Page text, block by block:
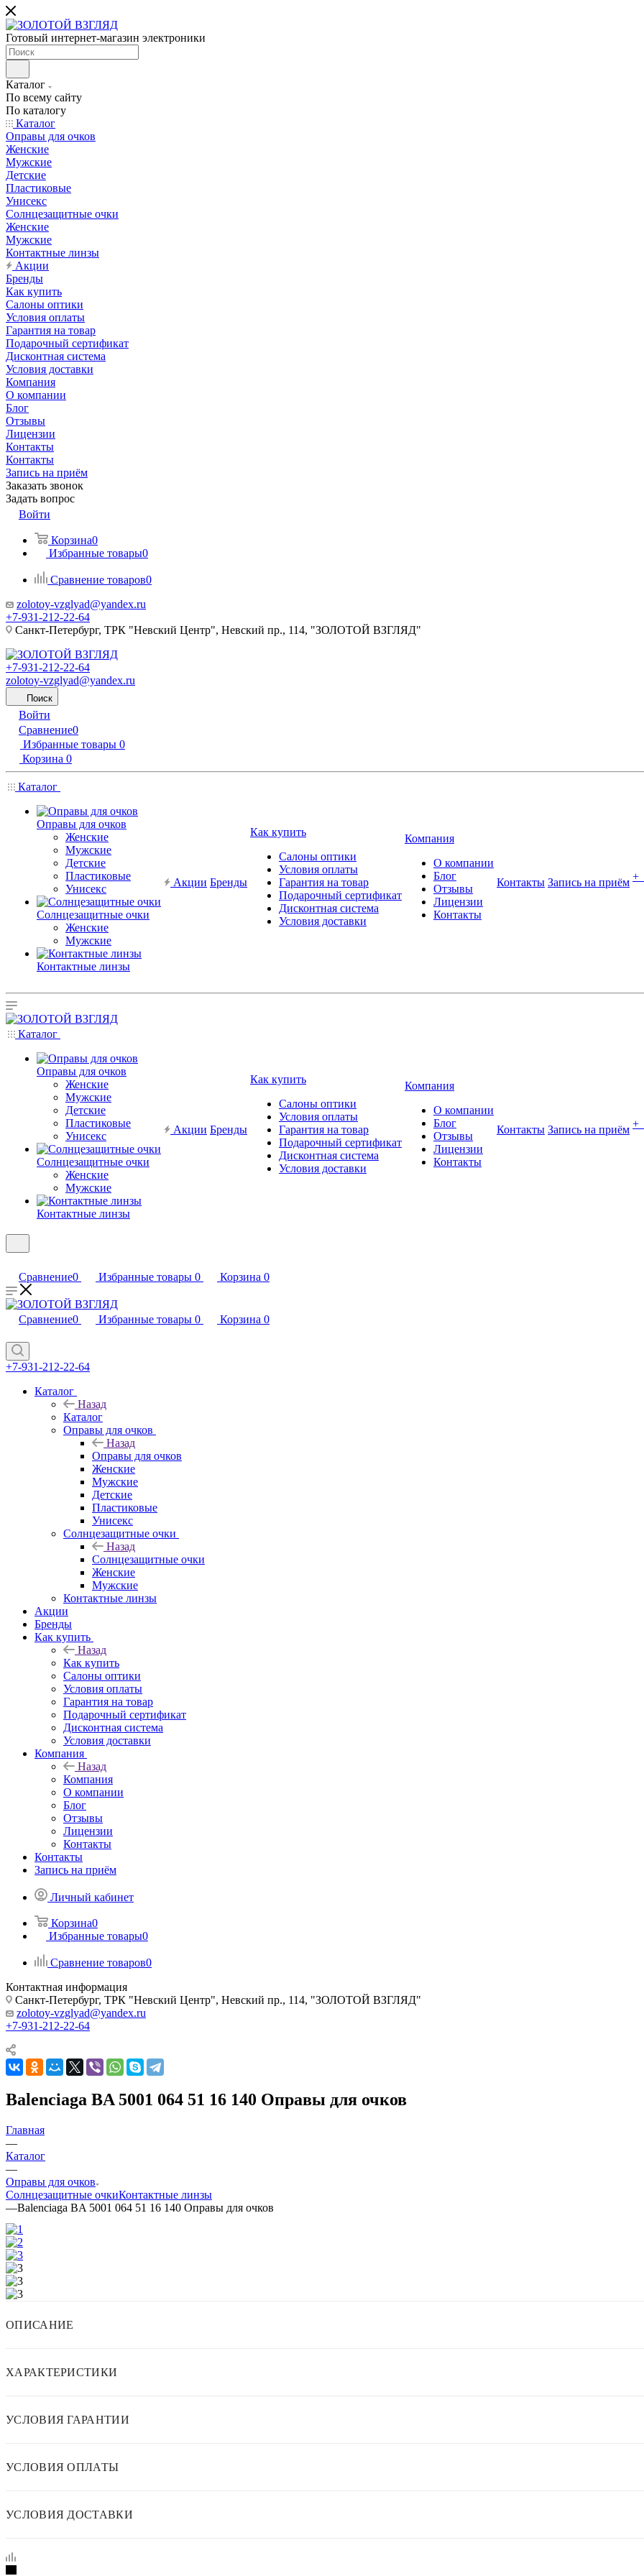
Готовый интернет-магазин электроники
Каталог
По всему сайту
По каталогу
Каталог
Оправы для очков
Женские
Мужские
Детские
Пластиковые
Унисекс
Солнцезащитные очки
Женские
Мужские
Контактные линзы
Акции
Бренды
Как купить
Салоны оптики
Условия оплаты
Гарантия на товар
Подарочный сертификат
Дисконтная система
Условия доставки
Компания
О компании
Блог
Отзывы
Лицензии
Контакты
Контакты
Запись на приём
Заказать звонок
Задать вопрос
Войти
Корзина0
Избранные товары0
Сравнение товаров0
zolotoy-vzglyad@yandex.ru
+7-931-212-22-64
Санкт-Петербург, ТРК "Невский Центр", Невский пр., 114, "ЗОЛОТОЙ ВЗГЛЯД"
+7-931-212-22-64
zolotoy-vzglyad@yandex.ru
Поиск
Войти
Сравнение0
Избранные товары 0
Корзина 0
Каталог
Оправы для очков
Женские
Мужские
Детские
Пластиковые
Унисекс
Солнцезащитные очки
Женские
Мужские
Контактные линзы
Акции Бренды
Как купить
Салоны оптики
Условия оплаты
Гарантия на товар
Подарочный сертификат
Дисконтная система
Условия доставки
Компания
О компании
Блог
Отзывы
Лицензии
Контакты
Контакты Запись на приём +
Каталог
Оправы для очков
Женские
Мужские
Детские
Пластиковые
Унисекс
Солнцезащитные очки
Женские
Мужские
Контактные линзы
Акции Бренды
Как купить
Салоны оптики
Условия оплаты
Гарантия на товар
Подарочный сертификат
Дисконтная система
Условия доставки
Компания
О компании
Блог
Отзывы
Лицензии
Контакты
Контакты Запись на приём +
Сравнение0 Избранные товары 0 Корзина 0
Сравнение0 Избранные товары 0 Корзина 0
+7-931-212-22-64
Каталог
Назад
Каталог
Оправы для очков
Назад
Оправы для очков
Женские
Мужские
Детские
Пластиковые
Унисекс
Солнцезащитные очки
Назад
Солнцезащитные очки
Женские
Мужские
Контактные линзы
Акции
Бренды
Как купить
Назад
Как купить
Салоны оптики
Условия оплаты
Гарантия на товар
Подарочный сертификат
Дисконтная система
Условия доставки
Компания
Назад
Компания
О компании
Блог
Отзывы
Лицензии
Контакты
Контакты
Запись на приём
Личный кабинет
Корзина0
Избранные товары0
Сравнение товаров0
Контактная информация
Санкт-Петербург, ТРК "Невский Центр", Невский пр., 114, "ЗОЛОТОЙ ВЗГЛЯД"
zolotoy-vzglyad@yandex.ru
+7-931-212-22-64
Balenciaga BA 5001 064 51 16 140 Оправы для очков
Главная
—
Каталог
—
Оправы для очков
Солнцезащитные очкиКонтактные линзы
—Balenciaga BA 5001 064 51 16 140 Оправы для очков
ОПИСАНИЕ
ХАРАКТЕРИСТИКИ
УСЛОВИЯ ГАРАНТИИ
УСЛОВИЯ ОПЛАТЫ
УСЛОВИЯ ДОСТАВКИ